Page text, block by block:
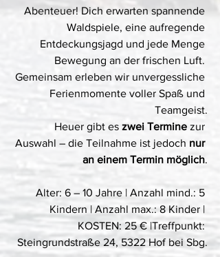
Abenteuer! Dich erwarten spannende
Waldspiele, eine aufregende
Entdeckungsjagd und jede Menge
Bewegung an der frischen Luft.
Gemeinsam erleben wir unvergessliche
Ferienmomente voller Spaß und
Teamgeist.
Heuer gibt es zwei Termine zur
Auswahl – die Teilnahme ist jedoch nur
an einem Termin möglich.
Alter: 6 – 10 Jahre | Anzahl mind.: 5
Kindern | Anzahl max.: 8 Kinder |
KOSTEN: 25 € |Treffpunkt:
Steingrundstraße 24, 5322 Hof bei Sbg.